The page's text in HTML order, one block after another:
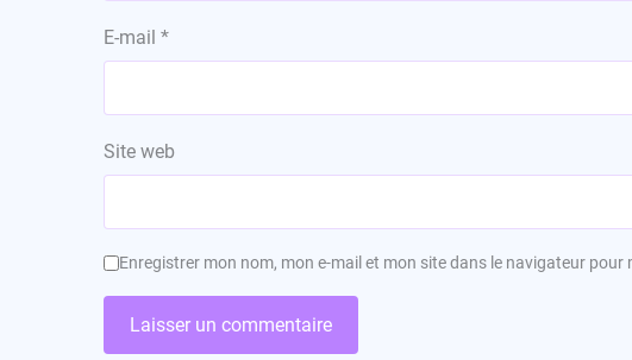
E-mail *
Site web
Enregistrer mon nom, mon e-mail et mon site dans le navigateur